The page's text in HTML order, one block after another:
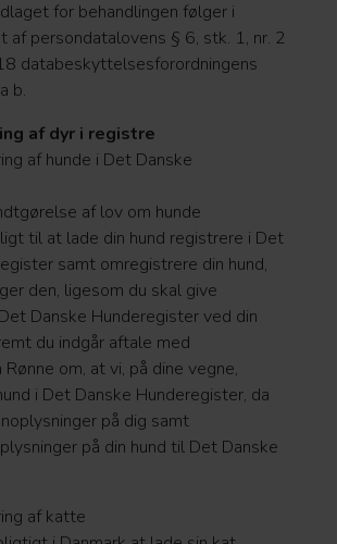
for behandlingen følger i
af persondatalovens § 6, stk. 1, nr. 2
databeskyttelsesforordningens
b.
af dyr i registre
af hunde i Det Danske
af lov om hunde
til at lade din hund registrere i Det
samt omregistrere din hund,
den, ligesom du skal give
Danske Hunderegister ved din
du indgår aftale med
om, at vi, på dine vegne,
i Det Danske Hunderegister, da
på dig samt
på din hund til Det Danske
af katte